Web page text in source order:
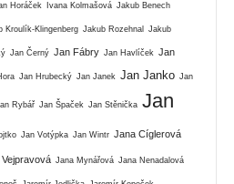
Horáček Ivana Kolmašová Jakub Benech
Kroulík-Klingenberg Jakub Rozehnal Jakub
Jan Černý Jan Fábry Jan Havlíček Jan
Jan Hrubecký Jan Janek Jan Janko Jan
Rybář Jan Špaček Jan Stěnička Jan
Jan Votýpka Jan Wintr Jana Cíglerová
Jana Mynářová Jana Nenadalová